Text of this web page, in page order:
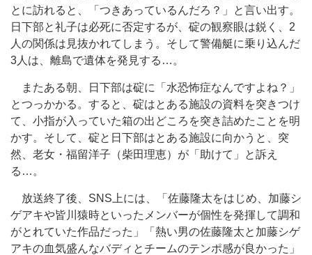
とに訪れると、「つきあっているんだろ？」と言い出す。
日下部と礼子は必死に否定するが、碇の観察眼は鋭く、2
人の関係は見抜かれてしまう。そして警備艇に乗り込んだ
3人は、離島で遺体を発見する…。
またある朝、日下部は碇に「水恐怖症なんですよね？」
とつっかかる。すると、碇はとある施設の資料を突きつけ
て、小指が入っていた箱の出どころを突き詰めたことを明
かす。そして、碇と日下部はとある施設に向かうと、突
然、老女・福留洋子（柴田理恵）が「助けて」と訴え
る…。
放送終了後、SNS上には、「佐藤隆太をはじめ、加藤シ
ゲアキや皆川猿時といったメンバーが個性を発揮して調和
がとれていた作品だった」「熱い男の佐藤隆太と加藤シゲ
アキの血気盛んなバディとチームのテンポ感が良かった」